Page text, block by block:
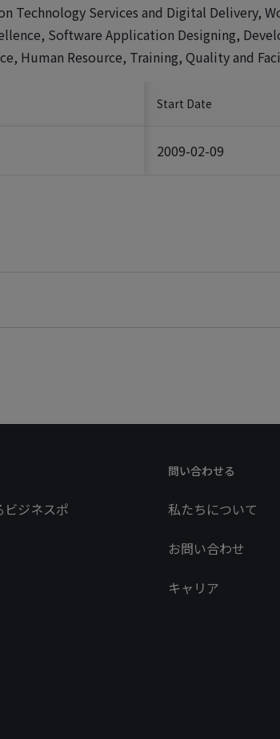
Technology Services and Digital Delivery,
Software Application Designing,
Human Resource, Training, Quality and
Start Date
2009-02-09
ジネスポ
問い合わせる
私たちについて
お問い合わせ
キャリア